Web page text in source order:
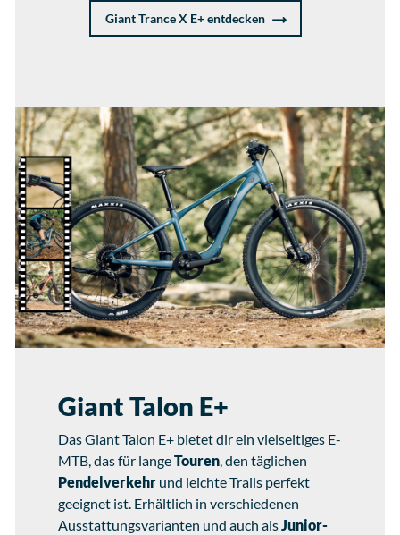
Giant Trance X E+ entdecken
Giant Talon E+
Das Giant Talon E+ bietet dir ein vielseitiges E-
MTB, das für langeTouren, den täglichen
Pendelverkehr und leichte Trails perfekt
geeignet ist. Erhältlich in verschiedenen
Ausstattungsvarianten und auch alsJunior-